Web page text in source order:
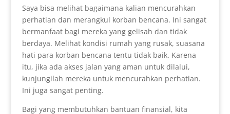
Saya bisa melihat bagaimana kalian mencurahkan
perhatian dan merangkul korban bencana. Ini sangat
bermanfaat bagi mereka yang gelisah dan tidak
berdaya. Melihat kondisi rumah yang rusak, suasana
hati para korban bencana tentu tidak baik. Karena
itu, jika ada akses jalan yang aman untuk dilalui,
kunjungilah mereka untuk mencurahkan perhatian.
Ini juga sangat penting.
Bagi yang membutuhkan bantuan finansial, kita